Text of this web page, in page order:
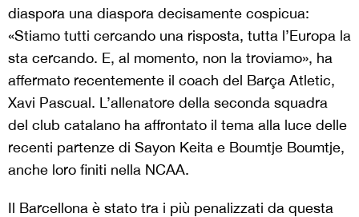
diaspora una diaspora decisamente cospicua:
«Stiamo tutti cercando una risposta, tutta l’Europa la
sta cercando. E, al momento, non la troviamo», ha
affermato recentemente il coach del Barça Atletic,
Xavi Pascual. L’allenatore della seconda squadra
del club catalano ha affrontato il tema alla luce delle
recenti partenze di Sayon Keita e Boumtje Boumtje,
anche loro finiti nella NCAA.
Il Barcellona è stato tra i più penalizzati da questa